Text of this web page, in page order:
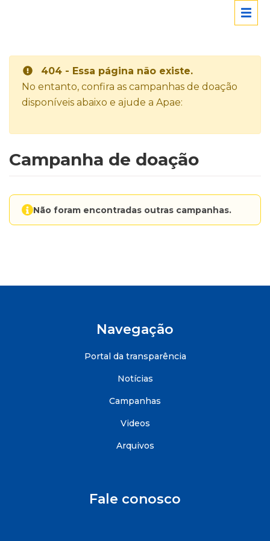
404 - Essa página não existe.
No entanto, confira as campanhas de doação
disponíveis abaixo e ajude a Apae:
Campanha de doação
Não foram encontradas outras campanhas.
Navegação
Portal da transparência
Notícias
Campanhas
Videos
Arquivos
Fale conosco